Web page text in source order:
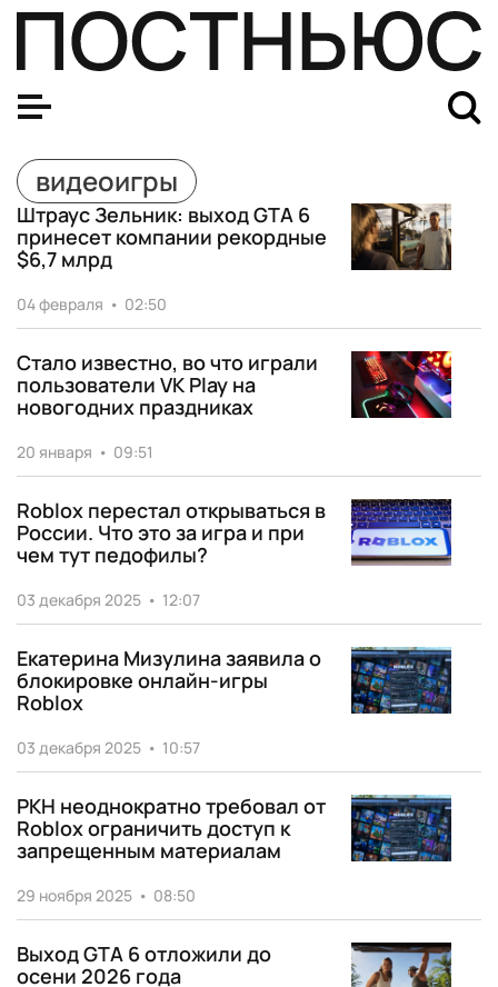
видеоигры
Штраус Зельник: выход GTA 6
принесет компании рекордные
$6,7 млрд
04 февраля • 02:50
Стало известно, во что играли
пользователи VK Play на
новогодних праздниках
20 января • 09:51
Roblox перестал открываться в
России. Что это за игра и при
чем тут педофилы?
03 декабря 2025 • 12:07
Екатерина Мизулина заявила о
блокировке онлайн-игры
Roblox
03 декабря 2025 • 10:57
РКН неоднократно требовал от
Roblox ограничить доступ к
запрещенным материалам
29 ноября 2025 • 08:50
Выход GTA 6 отложили до
осени 2026 года